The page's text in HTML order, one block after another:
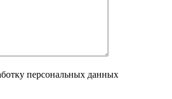
персональных данных